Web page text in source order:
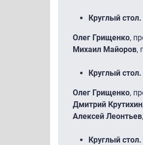
Круглый стол.
Олег Грищенко,
Михаил Майоров,
Круглый стол.
Олег Грищенко,
Дмитрий Крутихин
Алексей Леонтьев
Круглый стол.